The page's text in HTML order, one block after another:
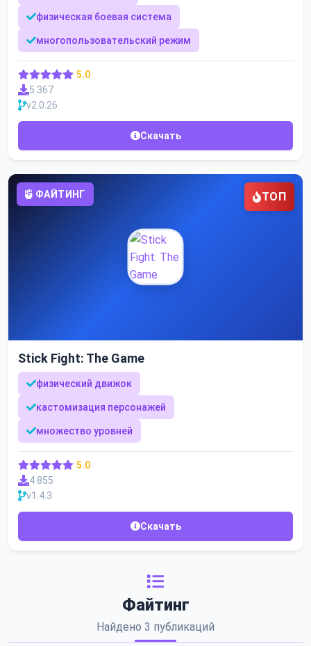
физическая боевая система
многопользовательский режим
5.0
5 367
v2.0.26
Скачать
ФАЙТИНГ ТОП
Stick Fight: The Game
физический движок
кастомизация персонажей
множество уровней
5.0
4 855
v1.4.3
Скачать
Файтинг
Найдено 3 публикаций